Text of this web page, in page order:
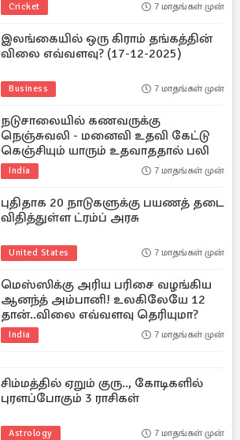
Cricket 7 மாதங்கள் முன்
இலங்கையில் ஒரு கிராம் தங்கத்தின்
விலை எவ்வளவு? (17-12-2025)
Business 7 மாதங்கள் முன்
நடுசாலையில் கணவருக்கு
நெஞ்சுவலி - மனைவி உதவி கேட்டு
கெஞ்சியும் யாரும் உதவாததால் பலி
India 7 மாதங்கள் முன்
புதிதாக 20 நாடுகளுக்கு பயணத் தடை
விதித்துள்ள ட்ரம்ப் அரசு
United States 7 மாதங்கள் முன்
மெஸ்ஸிக்கு அரிய பரிசை வழங்கிய
ஆனந்த் அம்பானி! உலகிலேயே 12
தான்..விலை எவ்வளவு தெரியுமா?
India 7 மாதங்கள் முன்
சிம்மத்தில் ஏறும் குரு.., கோடிகளில்
புரளப்போகும் 3 ராசிகள்
Astrology 7 மாதங்கள் முன்